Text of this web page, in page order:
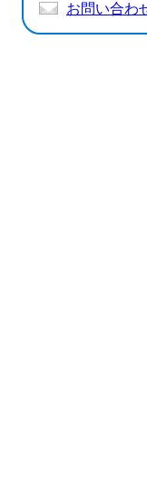
お問い合わ